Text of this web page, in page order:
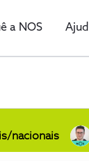
a NOS
nacionais